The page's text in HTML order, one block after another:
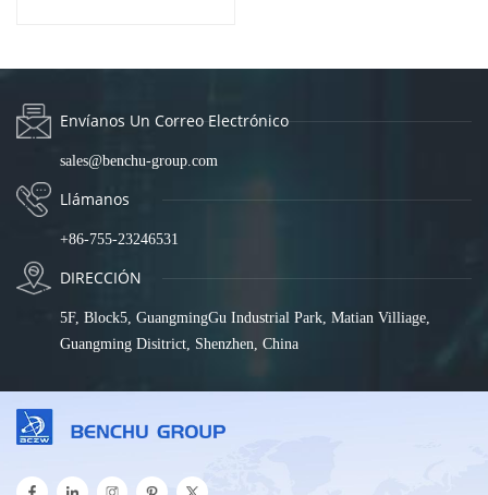
Envíanos Un Correo Electrónico
sales@benchu-group.com
Llámanos
+86-755-23246531
DIRECCIÓN
5F, Block5, GuangmingGu Industrial Park, Matian Villiage,
Guangming Disitrict, Shenzhen, China